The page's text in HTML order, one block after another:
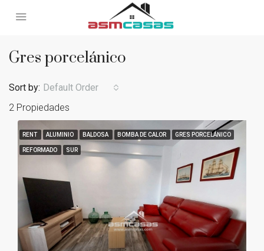
Gres porcelánico
2 Propiedades
Sort by: Default Order
RENT ALUMINIO BALDOSA BOMBA DE CALOR GRES PORCELÁNICO
REFORMADO SUR